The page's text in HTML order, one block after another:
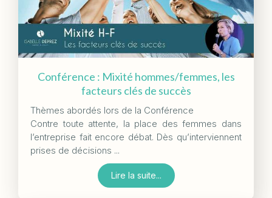
Conférence : Mixité hommes/femmes, les
facteurs clés de succès
Thèmes abordés lors de la Conférence
Contre toute attente, la place des femmes dans
l’entreprise fait encore débat. Dès qu’interviennent
prises de décisions ...
Lire la suite...